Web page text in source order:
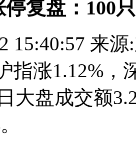
停复盘：100
15:40:57 来源
涨1.12%，
大盘成交额